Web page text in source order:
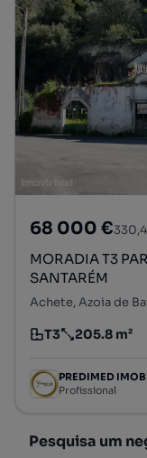
68 000 €
MORADIA T3
SANTARÉM
Tipologia
T3
Preço por metro
205.8 m²
PREDIMED
Profissional
Pesquisa um